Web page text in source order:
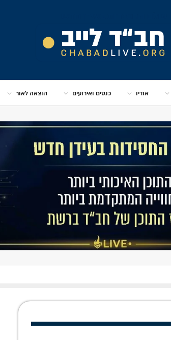
אודיו כנסים ואירועים הוצאה לאור